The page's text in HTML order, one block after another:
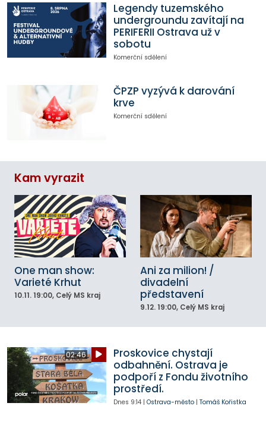
Legendy tuzemského
undergroundu zavítají na
PERIFERII Ostrava už v
sobotu
Komerční sdělení
ČPZP vyzývá k darování
krve
Komerční sdělení
Kam vyrazit
One man show:
Varieté Krhut
10.11. 19:00, Celý MS kraj
Ani za milion! /
divadelní
představení
9.12. 19:00, Celý MS kraj
02:46
Proskovice chystají
odbahnění. Ostrava je
podpoří z Fondu životního
prostředí.
Dnes 9:14| Ostrava-město| Tomáš Kořistka